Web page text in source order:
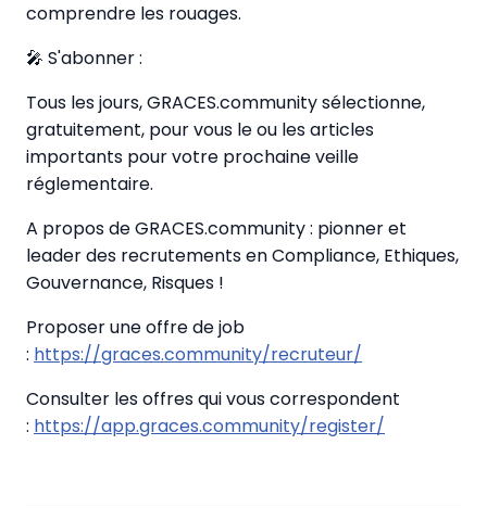
comprendre les rouages.
🎤 S'abonner :
Tous les jours, GRACES.community sélectionne,
gratuitement, pour vous le ou les articles
importants pour votre prochaine veille
réglementaire.
A propos de GRACES.community : pionner et
leader des recrutements en Compliance, Ethiques,
Gouvernance, Risques !
Proposer une offre de job
: https://graces.community/recruteur/
Consulter les offres qui vous correspondent
: https://app.graces.community/register/